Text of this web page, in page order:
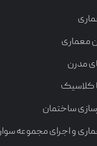
معماری
مدرن
کلاسیک
ساختمان
و اجرای مجموعه